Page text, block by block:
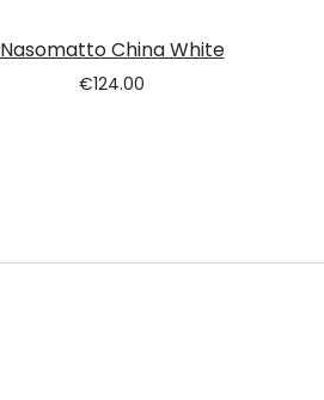
Nasomatto China White
€124.00